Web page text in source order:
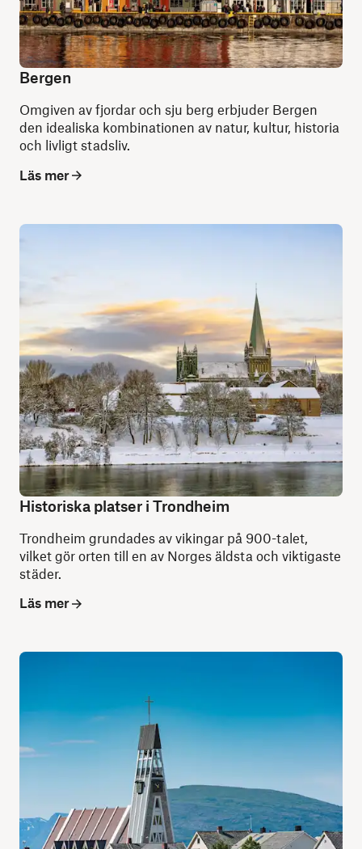
Bergen
Omgiven av fjordar och sju berg erbjuder Bergen
den idealiska kombinationen av natur, kultur, historia
och livligt stadsliv.
Läs mer
Historiska platser i Trondheim
Trondheim grundades av vikingar på 900-talet,
vilket gör orten till en av Norges äldsta och viktigaste
städer.
Läs mer